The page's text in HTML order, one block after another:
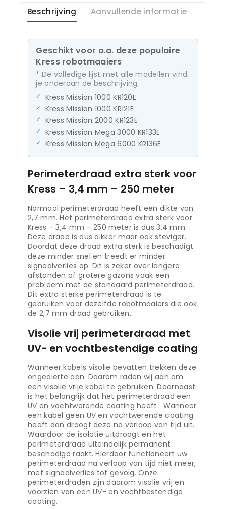
Beschrijving Aanvullende informatie
Geschikt voor o.a. deze populaire
Kress robotmaaiers
* De volledige lijst met alle modellen vind
je onderaan de beschrijving.
Kress Mission 1000 KR120E
Kress Mission 1000 KR121E
Kress Mission 2000 KR123E
Kress Mission Mega 3000 KR133E
Kress Mission Mega 6000 KR136E
Perimeterdraad extra sterk voor
Kress – 3,4 mm – 250 meter
Normaal perimeterdraad heeft een dikte van
2,7 mm. Het perimeterdraad extra sterk voor
Kress – 3,4 mm – 250 meter is dus 3,4 mm.
Deze draad is dus dikker maar ook steviger.
Doordat deze draad extra sterk is beschadigt
deze minder snel en treedt er minder
signaalverlies op. Dit is zeker over langere
afstanden of grotere gazons vaak een
probleem met de standaard perimeterdraad.
Dit extra sterke perimeterdraad is te
gebruiken voor dezelfde robotmaaiers die ook
de 2,7 mm draad gebruiken.
Visolie vrij perimeterdraad met
UV- en vochtbestendige coating
Wanneer kabels visolie bevatten trekken deze
ongedierte aan. Daarom raden wij aan om
een visolie vrije kabel te gebruiken. Daarnaast
is het belangrijk dat het perimeterdraad een
UV en vochtwerende coating heeft. Wanneer
een kabel geen UV en vochtwerende coating
heeft dan droogt deze na verloop van tijd uit.
Waardoor de isolatie uitdroogt en het
perimeterdraad uiteindelijk permanent
beschadigd raakt. Hierdoor functioneert uw
perimeterdraad na verloop van tijd niet meer,
met signaalverlies tot gevolg. Onze
perimeterdraden zijn daarom visolie vrij en
voorzien van een UV- en vochtbestendige
coating.